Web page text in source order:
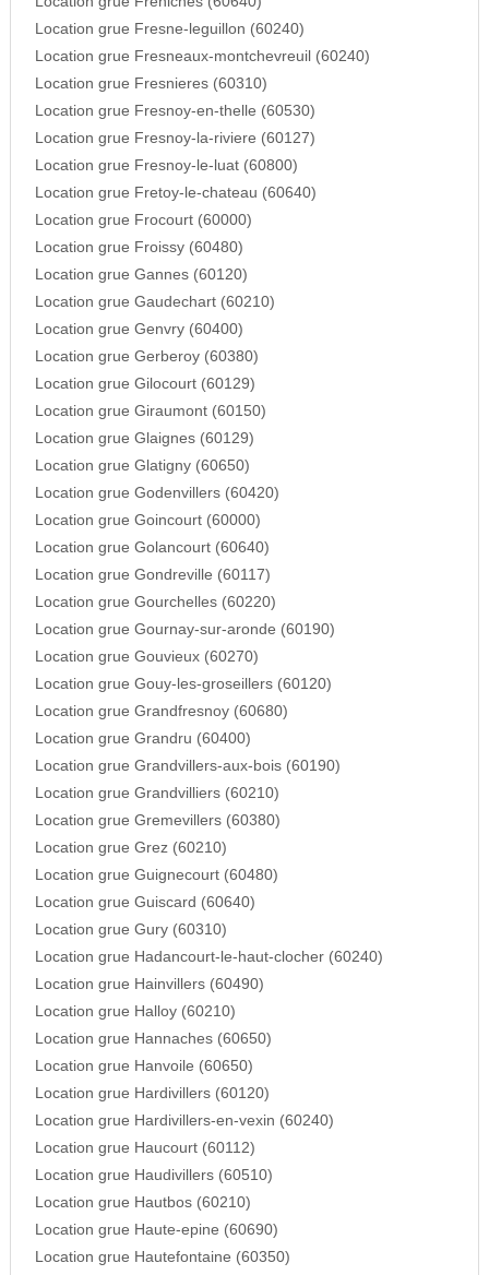
Location grue Fresne-leguillon (60240)
Location grue Fresneaux-montchevreuil (60240)
Location grue Fresnieres (60310)
Location grue Fresnoy-en-thelle (60530)
Location grue Fresnoy-la-riviere (60127)
Location grue Fresnoy-le-luat (60800)
Location grue Fretoy-le-chateau (60640)
Location grue Frocourt (60000)
Location grue Froissy (60480)
Location grue Gannes (60120)
Location grue Gaudechart (60210)
Location grue Genvry (60400)
Location grue Gerberoy (60380)
Location grue Gilocourt (60129)
Location grue Giraumont (60150)
Location grue Glaignes (60129)
Location grue Glatigny (60650)
Location grue Godenvillers (60420)
Location grue Goincourt (60000)
Location grue Golancourt (60640)
Location grue Gondreville (60117)
Location grue Gourchelles (60220)
Location grue Gournay-sur-aronde (60190)
Location grue Gouvieux (60270)
Location grue Gouy-les-groseillers (60120)
Location grue Grandfresnoy (60680)
Location grue Grandru (60400)
Location grue Grandvillers-aux-bois (60190)
Location grue Grandvilliers (60210)
Location grue Gremevillers (60380)
Location grue Grez (60210)
Location grue Guignecourt (60480)
Location grue Guiscard (60640)
Location grue Gury (60310)
Location grue Hadancourt-le-haut-clocher (60240)
Location grue Hainvillers (60490)
Location grue Halloy (60210)
Location grue Hannaches (60650)
Location grue Hanvoile (60650)
Location grue Hardivillers (60120)
Location grue Hardivillers-en-vexin (60240)
Location grue Haucourt (60112)
Location grue Haudivillers (60510)
Location grue Hautbos (60210)
Location grue Haute-epine (60690)
Location grue Hautefontaine (60350)